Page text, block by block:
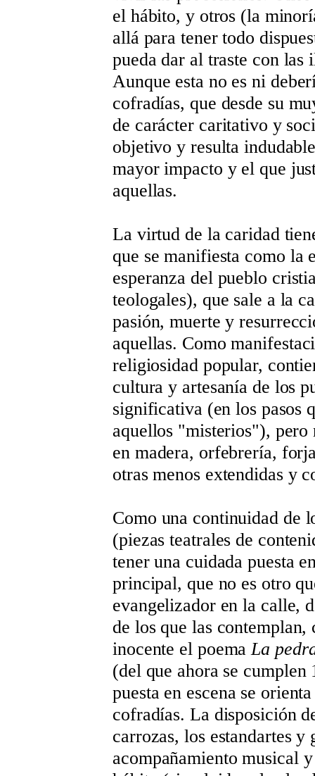
el hábito, y otros (la
allá para tener todo
pueda dar al traste con las
Aunque esta no es ni
cofradías, que desde su
de carácter caritativo y
objetivo y resulta
mayor impacto y el que
aquellas.
La virtud de la caridad
que se manifiesta como la
esperanza del pueblo
teologales), que sale a la
pasión, muerte y
aquellas. Como
religiosidad popular,
cultura y artesanía de los
significativa (en los pasos
aquellos "misterios"), pero
en madera, orfebrería,
otras menos extendidas y
Como una continuidad de
(piezas teatrales de
tener una cuidada puesta
principal, que no es otro
evangelizador en la calle,
de los que las
inocente el poema La
(del que ahora se cumplen
puesta en escena se
cofradías. La disposición
carrozas, los estandartes
acompañamiento musical